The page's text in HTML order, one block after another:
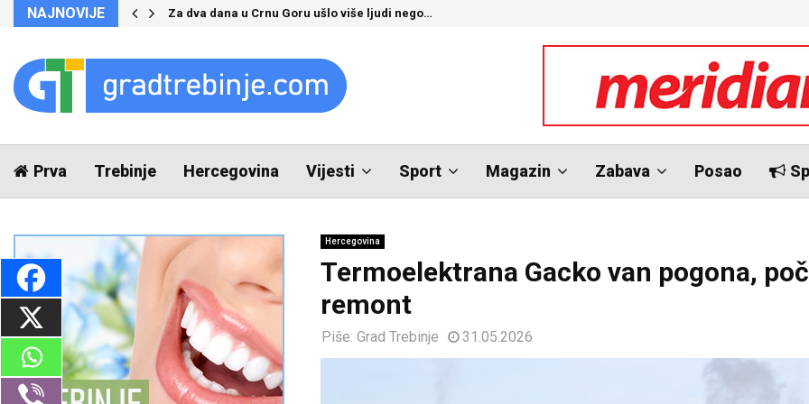
NAJNOVIJE Za dva dana u Crnu Goru ušlo više ljudi nego…
Prva Trebinje Hercegovina Vijesti Sport Magazin Zabava Posao
Hercegovina
Termoelektrana Gacko van pogona,
remont
Piše: Grad Trebinje 31.05.2026